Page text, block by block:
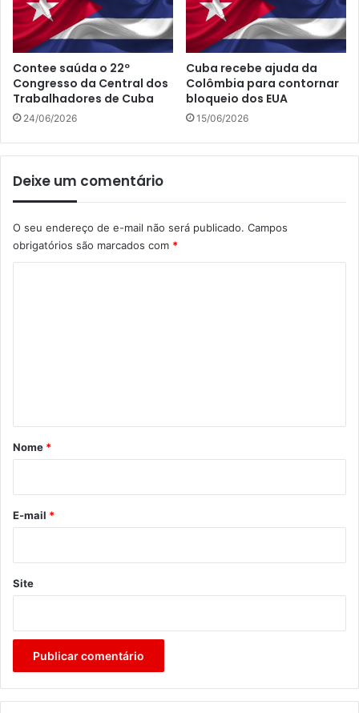
Contee saúda o 22º
Congresso da Central dos
Trabalhadores de Cuba
24/06/2026
Cuba recebe ajuda da
Colômbia para contornar
bloqueio dos EUA
15/06/2026
Deixe um comentário
O seu endereço de e-mail não será publicado. Campos
obrigatórios são marcados com *
r
*
Nome *
E-mail *
Site